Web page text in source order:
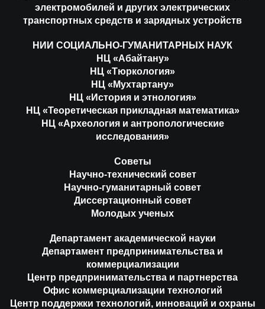
электромобилей и других электрических
транспортных средств и зарядных устройств
НИИ СОЦИАЛЬНО-ГУМАНИТАРНЫХ НАУК
НЦ «Абайтану»
НЦ «Тюркология»
НЦ «Мухтартану»
НЦ «История и этнология»
НЦ «Теоретическая прикладная математика»
НЦ «Археология и антропологические
исследования»
Советы
Научно-технический совет
Научно-гуманитарный совет
Диссертационный совет
Молодых ученых
Департамент академической науки
Департамент предпринимательства и
коммерциализации
Центр предпринимательства и партнерства
Офис коммерциализации технологий
Центр поддержки технологий, инноваций и охраны